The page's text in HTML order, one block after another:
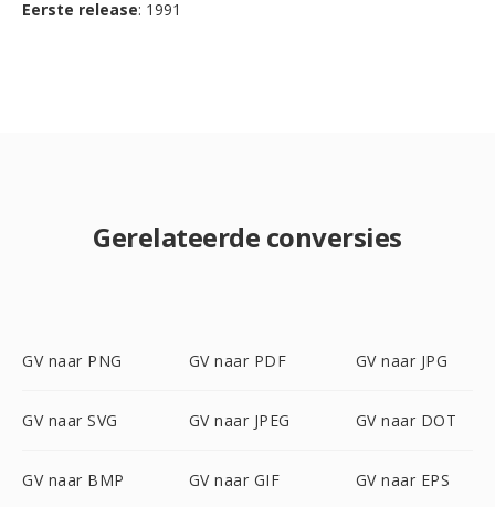
Eerste release: 1991
Gerelateerde conversies
GV naar PNG GV naar PDF GV naar JPG
GV naar SVG GV naar JPEG GV naar DOT
GV naar BMP GV naar GIF GV naar EPS